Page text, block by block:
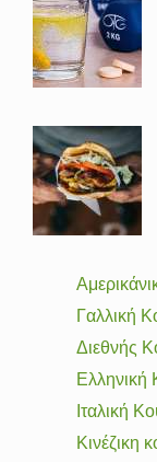
Γαλλική
Διεθνής
Ελληνική
Ιταλική
Κινέζικη